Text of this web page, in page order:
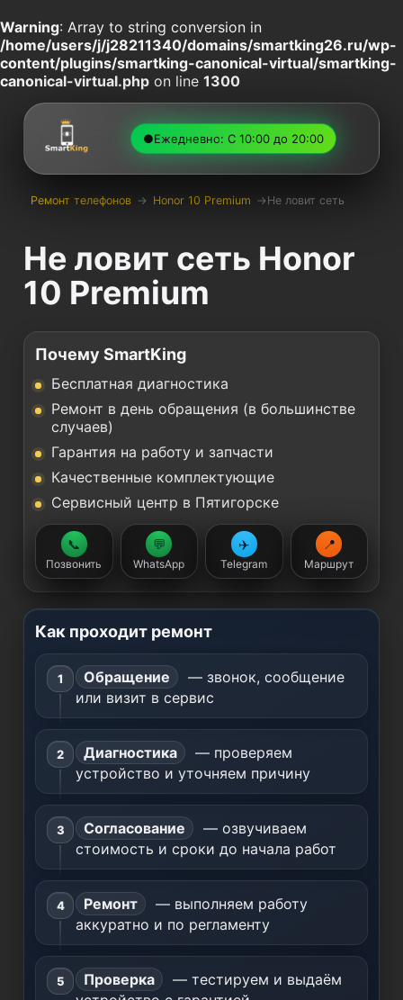
Warning: Array to string conversion in
/home/users/j/j28211340/domains/smartking26.ru/wp-
content/plugins/smartking-canonical-virtual/smartking-
canonical-virtual.php on line 1300
●Ежедневно: С 10:00 до 20:00
Ремонт телефонов → Honor 10 Premium → Не ловит сеть
Не ловит сеть Honor
10 Premium
Почему SmartKing
Бесплатная диагностика
Ремонт в день обращения (в большинстве
случаев)
Гарантия на работу и запчасти
Качественные комплектующие
Сервисный центр в Пятигорске
📞
Позвонить
💬
WhatsApp
✈️
Telegram
📍
Маршрут
Как проходит ремонт
Обращение
— звонок, сообщение
или визит в сервис
Диагностика
— проверяем
устройство и уточняем причину
Согласование
— озвучиваем
стоимость и сроки до начала работ
Ремонт
— выполняем работу
аккуратно и по регламенту
Проверка
— тестируем и выдаём